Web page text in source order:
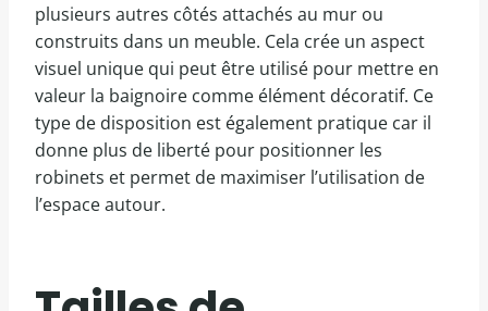
plusieurs autres côtés attachés au mur ou
construits dans un meuble. Cela crée un aspect
visuel unique qui peut être utilisé pour mettre en
valeur la baignoire comme élément décoratif. Ce
type de disposition est également pratique car il
donne plus de liberté pour positionner les
robinets et permet de maximiser l’utilisation de
l’espace autour.